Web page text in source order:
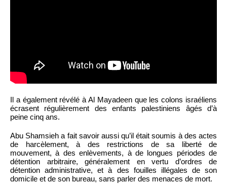
Il a également révélé à Al Mayadeen que les colons israéliens
écrasent régulièrement des enfants palestiniens âgés d’à
peine cinq ans.
Abu Shamsieh a fait savoir aussi qu’il était soumis à des actes
de harcèlement, à des restrictions de sa liberté de
mouvement, à des enlèvements, à de longues périodes de
détention arbitraire, généralement en vertu d’ordres de
détention administrative, et à des fouilles illégales de son
domicile et de son bureau, sans parler des menaces de mort.